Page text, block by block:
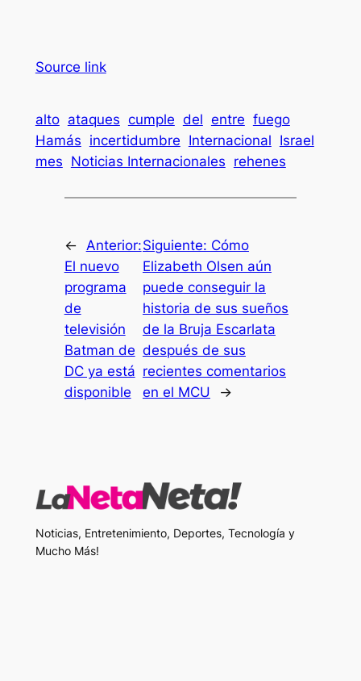
Source link
alto ataques cumple del entre fuego
Hamás incertidumbre Internacional Israel
mes Noticias Internacionales rehenes
←
Anterior:
El nuevo
programa
de
televisión
Batman de
DC ya está
disponible
Siguiente: Cómo
Elizabeth Olsen aún
puede conseguir la
historia de sus sueños
de la Bruja Escarlata
después de sus
recientes comentarios
en el MCU
→
Noticias, Entretenimiento, Deportes, Tecnología y
Mucho Más!